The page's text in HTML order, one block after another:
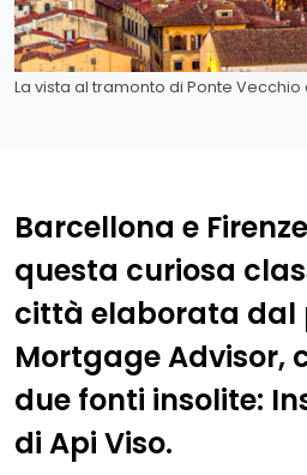
La vista al tramonto di Ponte Vecchio
Barcellona e
questa curiosa
città elaborata dal
Mortgage Advisor,
due fonti insolite:
di Api Viso.